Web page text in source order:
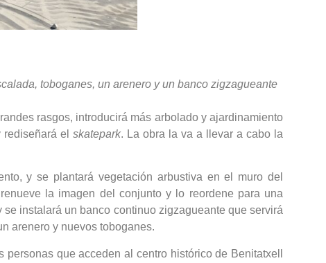
toboganes, un arenero y un banco zigzagueante
rasgos, introducirá más arbolado y ajardinamiento
el skatepark. La obra la va a llevar a cabo la
y se plantará vegetación arbustiva en el muro del
la imagen del conjunto y lo reordene para una
instalará un banco continuo zigzagueante que servirá
arenero y nuevos toboganes.
que acceden al centro histórico de Benitatxell